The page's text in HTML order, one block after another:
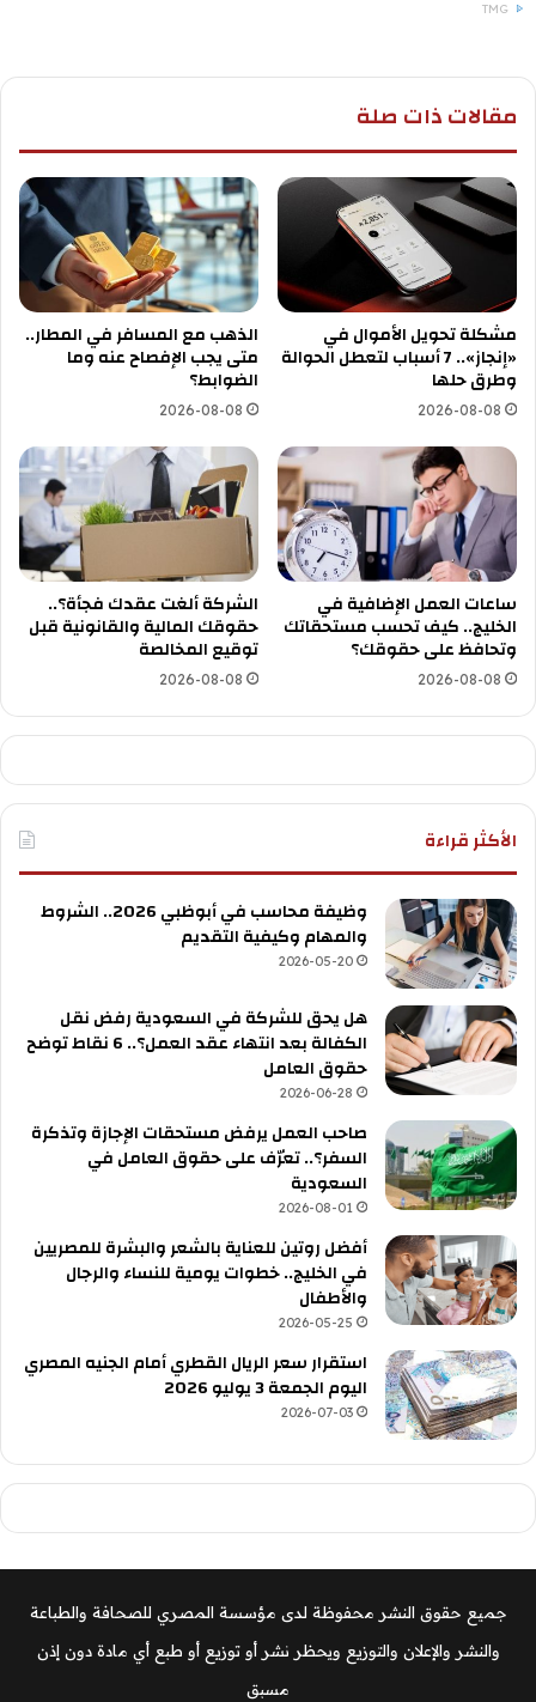
TMG
مقالات ذات صلة
مشكلة تحويل الأموال في
«إنجاز».. 7 أسباب لتعطل الحوالة
وطرق حلها
2026-08-08
الذهب مع المسافر في المطار..
متى يجب الإفصاح عنه وما
الضوابط؟
2026-08-08
ساعات العمل الإضافية في
الخليج.. كيف تحسب مستحقاتك
وتحافظ على حقوقك؟
2026-08-08
الشركة ألغت عقدك فجأة؟..
حقوقك المالية والقانونية قبل
توقيع المخالصة
2026-08-08
الأكثر قراءة
وظيفة محاسب في أبوظبي 2026.. الشروط
والمهام وكيفية التقديم
2026-05-20
هل يحق للشركة في السعودية رفض نقل
الكفالة بعد انتهاء عقد العمل؟.. 6 نقاط توضح
حقوق العامل
2026-06-28
صاحب العمل يرفض مستحقات الإجازة وتذكرة
السفر؟.. تعرّف على حقوق العامل في
السعودية
2026-08-01
أفضل روتين للعناية بالشعر والبشرة للمصريين
في الخليج.. خطوات يومية للنساء والرجال
والأطفال
2026-05-25
استقرار سعر الريال القطري أمام الجنيه المصري
اليوم الجمعة 3 يوليو 2026
2026-07-03
جميع حقوق النشر محفوظة لدى مؤسسة المصري للصحافة والطباعة
والنشر والإعلان والتوزيع ويحظر نشر أو توزيع أو طبع أي مادة دون إذن
مسبق